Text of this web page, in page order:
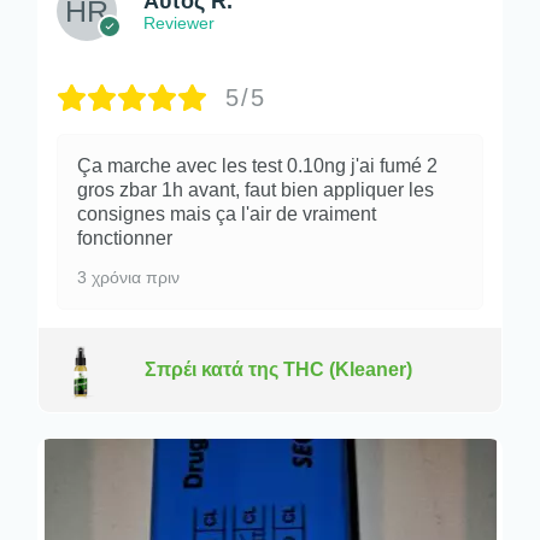
Reviewer
5/5
Ça marche avec les test 0.10ng j'ai fumé 2
gros zbar 1h avant, faut bien appliquer les
consignes mais ça l'air de vraiment
fonctionner
3 χρόνια πριν
Σπρέι κατά της THC (Kleaner)